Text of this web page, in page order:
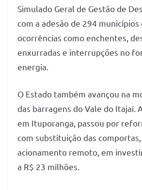
Simulado Geral de Gestão de
com a adesão de 294 municípios
ocorrências como enchentes,
enxurradas e interrupções no
energia.
O Estado também avançou na
das barragens do Vale do Itajaí.
em Ituporanga, passou por
com substituição das
acionamento remoto, em
a R$ 23 milhões.